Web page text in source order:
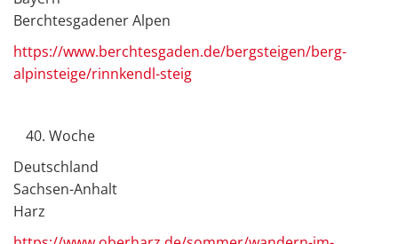
Berchtesgadener Alpen
https://www.berchtesgaden.de/bergsteigen/berg-
alpinsteige/rinnkendl-steig
Woche
Deutschland
Sachsen-Anhalt
Harz